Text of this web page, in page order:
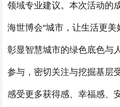
领域专业建议。本次活动的
海世博会“城市，让生活更
彰显智慧城市的绿色底色与
参与，密切关注与挖掘基层
感受更多获得感、幸福感、